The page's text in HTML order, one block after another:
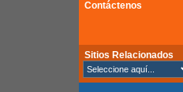
Contáctenos
Sitios Relacionados